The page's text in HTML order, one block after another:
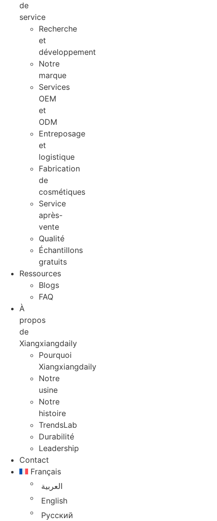
de
service
Recherche
et
développement
Notre
marque
Services
OEM
et
ODM
Entreposage
et
logistique
Fabrication
de
cosmétiques
Service
après-
vente
Qualité
Échantillons
gratuits
Ressources
Blogs
FAQ
À
propos
de
Xiangxiangdaily
Pourquoi
Xiangxiangdaily
Notre
usine
Notre
histoire
TrendsLab
Durabilité
Leadership
Contact
Français
العربية
English
Русский